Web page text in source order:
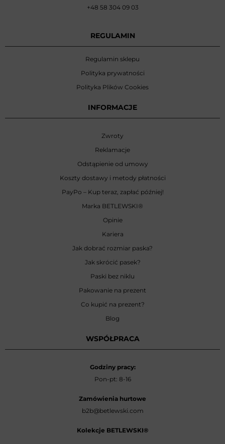
+48 58 304 09 03
REGULAMIN
Regulamin sklepu
Polityka prywatności
Polityka Plików Cookies
INFORMACJE
Zwroty
Reklamacje
Odstąpienie od umowy
Koszty dostawy i metody płatności
PayPo – Kup teraz, zapłać później!
Marka BETLEWSKI®
Opinie
Kariera
Jak dobrać rozmiar paska?
Jak skrócić pasek?
Paski bez niklu
Pakowanie na prezent
Co kupić na prezent?
Blog
WSPÓŁPRACA
Godziny pracy:
Pon-pt: 8-16
Zamówienia hurtowe
b2b@betlewski.com
Kolekcje BETLEWSKI®